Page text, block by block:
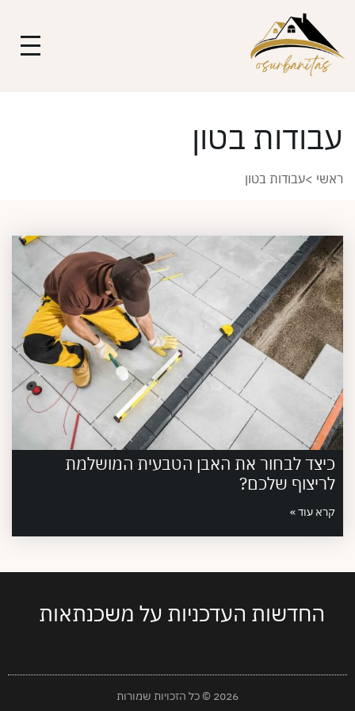
עבודות בטון
ראשי >עבודות בטון
כיצד לבחור את האבן הטבעית המושלמת
לריצוף שלכם?
קרא עוד »
החדשות העדכניות על משכנתאות
2026 © כל הזכויות שמורות